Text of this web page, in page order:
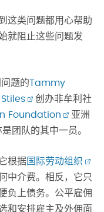
这类问题都用心帮助
就阻止这些问题发
题的Tammy
创办非牟利社
Foundation
亚洲
是团队的其中一员。
根据国际劳动组织
中介费。相反，它只
负上债务。公平雇佣
和安排雇主及外佣面